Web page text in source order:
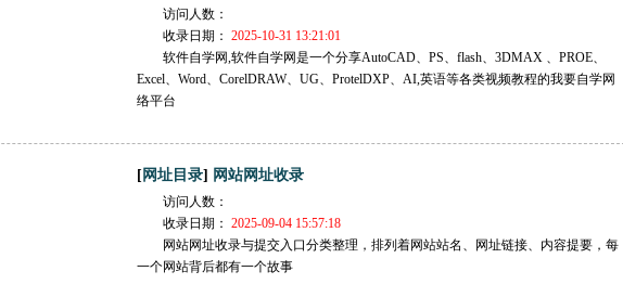
访问人数：
收录日期： 2025-10-31 13:21:01
软件自学网,软件自学网是一个分享AutoCAD、PS、flash、3DMAX 、PROE、
Excel、Word、CorelDRAW、UG、ProtelDXP、AI,英语等各类视频教程的我要自学网
络平台
[网址目录] 网站网址收录
访问人数：
收录日期： 2025-09-04 15:57:18
网站网址收录与提交入口分类整理，排列着网站站名、网址链接、内容提要，每
一个网站背后都有一个故事